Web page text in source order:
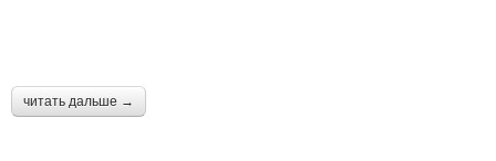
читать дальше →